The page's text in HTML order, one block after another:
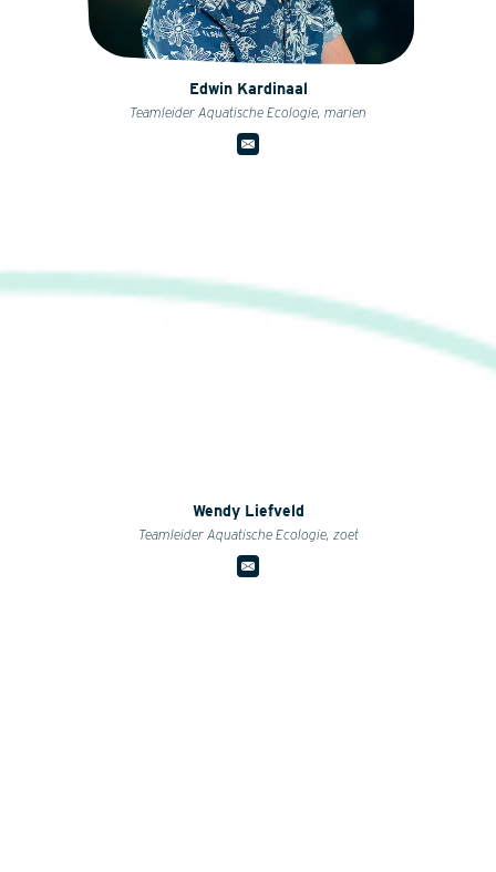
Edwin Kardinaal
Teamleider Aquatische Ecologie, marien
Wendy Liefveld
Teamleider Aquatische Ecologie, zoet